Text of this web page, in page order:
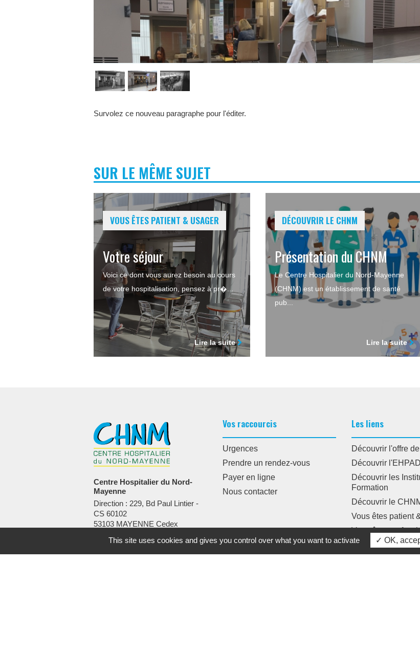
Survolez ce nouveau paragraphe pour l'éditer.
SUR LE MÊME SUJET
VOUS ÊTES PATIENT & USAGER
Votre séjour
Voici ce dont vous aurez besoin au cours
de votre hospitalisation, pensez à pr�...
Lire la suite
DÉCOUVRIR LE CHNM
Présentation du CHNM
Le Centre Hospitalier du Nord-Mayenne
(CHNM) est un établissement de santé
pub...
Lire la suite
Centre Hospitalier du Nord-
Mayenne
Direction : 229, Bd Paul Lintier -
CS 60102
53103 MAYENNE Cedex
Standard :02 43 08 73 00
Vos raccourcis
Urgences
Prendre un rendez-vous
Payer en ligne
Nous contacter
Les liens
Découvrir l'offre
Découvrir
Découvrir les
Formation
Découvrir le
Vous êtes patient
Vous êtes
santé
This site uses cookies and gives you control over what you want to activate OK,